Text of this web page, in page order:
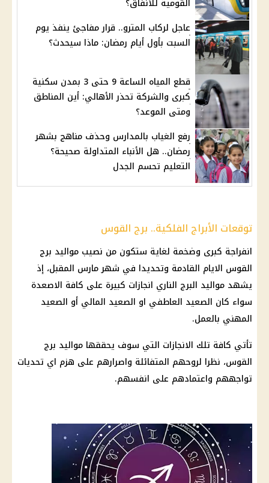
عاجل لركاب المترو.. قرار مفاجئ ينفذ يوم
السبت بأول أيام رمضان: ماذا سيحدث؟
قطع المياه الساعة 9 حتى 3 بمدن سكنية
كبرى والشركة تحذر الأهالي: أين المناطق
ومتى الموعد؟
رفع الغياب بالمدارس وحذف مناهج بشهر
رمضان.. هل الأنباء المتداولة صحيحة؟
التعليم تحسم الجدل
توقعات الأبراج الفلكية.. برج القوس
انفراجة كبرى وضخمة لغاية ستكون من نصيب مواليد برج
القوس الايام القادمة وتحديدا في شهر مارس المقبل، إذ
يشهد مواليد البرج الناري انجازات كبيرة على كافة الاصعدة
سواء كان الصعيد العاطفي او الصعيد المالي أو الصعيد
المهني بالعمل.
تأتي كافة تلك الانجازات التي سوف يحققها مواليد برج
القوس، نظرا لروحهم المتفائلة واصرارهم على هزم اي تحديات
تواجههم واعتمادهم على انفسهم.